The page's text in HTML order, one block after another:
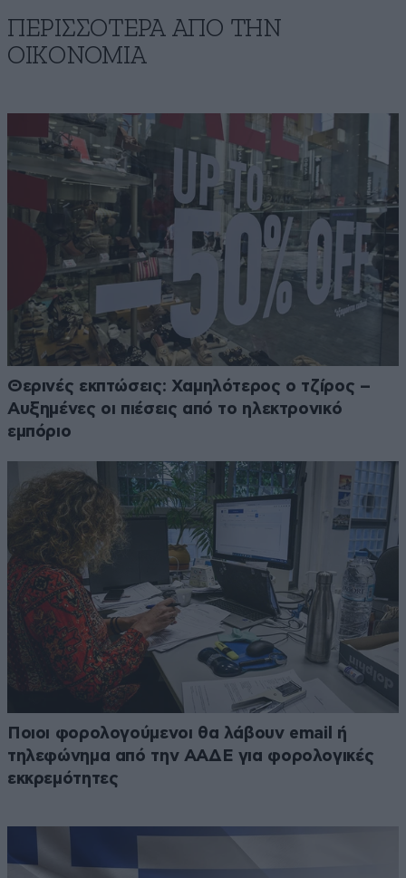
ΠΕΡΙΣΣΟΤΕΡΑ ΑΠΟ ΤΗΝ
ΟΙΚΟΝΟΜΙΑ
Θερινές εκπτώσεις: Χαμηλότερος ο τζίρος –
Αυξημένες οι πιέσεις από το ηλεκτρονικό
εμπόριο
Ποιοι φορολογούμενοι θα λάβουν email ή
τηλεφώνημα από την ΑΑΔΕ για φορολογικές
εκκρεμότητες